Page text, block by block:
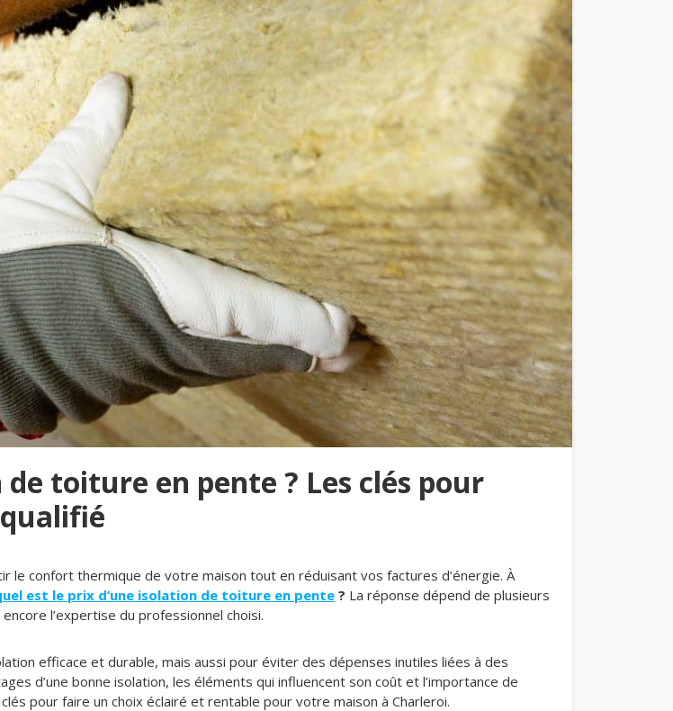
toiture en pente ? Les clés pour
le confort thermique de votre maison tout en réduisant vos factures d’énergie. À
est le prix d’une isolation de toiture en pente ? La réponse dépend de plusieurs
l’expertise du professionnel choisi.
efficace et durable, mais aussi pour éviter des dépenses inutiles liées à des
d’une bonne isolation, les éléments qui influencent son coût et l’importance de
pour faire un choix éclairé et rentable pour votre maison à Charleroi.